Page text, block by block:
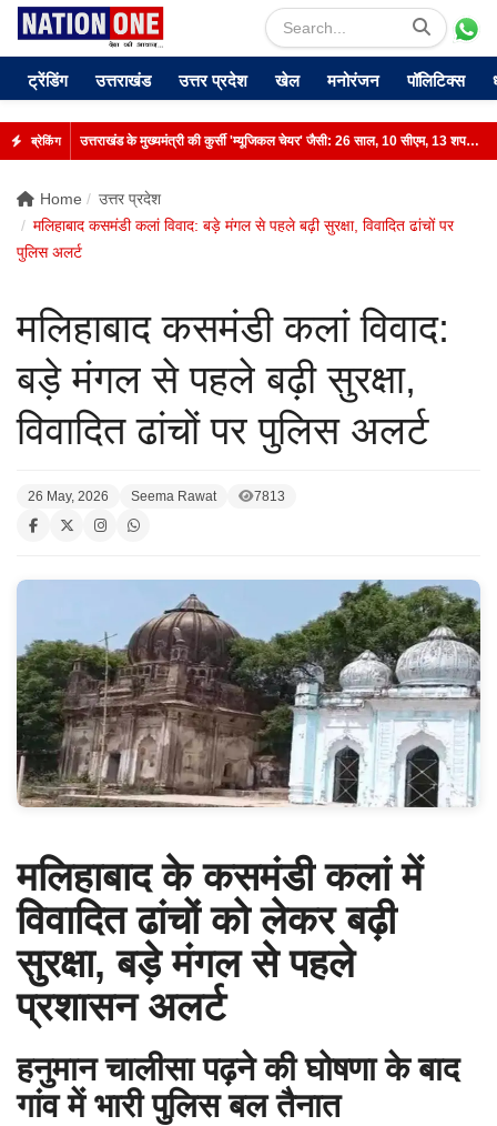
ब्रेकिंग उत्तराखंड के मुख्यमंत्री की कुर्सी 'म्यूजिकल चेयर' जैसी: 26 साल, 10 सीएम, 13 शपथ; जानिए रोचक किस्सा
ट्रेंडिंग उत्तराखंड उत्तर प्रदेश खेल मनोरंजन पॉलिटिक्स
Home
उत्तर प्रदेश
मलिहाबाद कसमंडी कलां विवाद: बड़े मंगल से पहले बढ़ी सुरक्षा, विवादित ढांचों पर
पुलिस अलर्ट
मलिहाबाद कसमंडी कलां विवाद:
बड़े मंगल से पहले बढ़ी सुरक्षा,
विवादित ढांचों पर पुलिस अलर्ट
26 May, 2026 Seema Rawat 7813
मलिहाबाद के कसमंडी कलां में
विवादित ढांचों को लेकर बढ़ी
सुरक्षा, बड़े मंगल से पहले
प्रशासन अलर्ट
हनुमान चालीसा पढ़ने की घोषणा के बाद
गांव में भारी पुलिस बल तैनात